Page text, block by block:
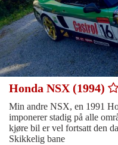
Honda NSX (1994)
Min andre NSX, en 1991
imponerer stadig på alle
kjøre bil er vel fortsatt den
Skikkelig bane